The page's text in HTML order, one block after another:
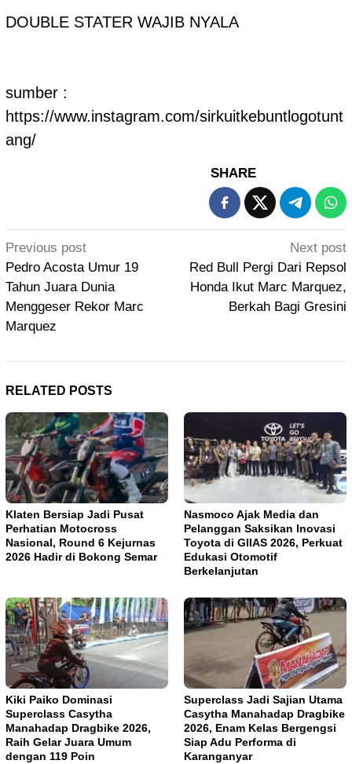
DOUBLE STATER WAJIB NYALA
sumber :
https://www.instagram.com/sirkuitkebuntlogotunt
ang/
SHARE
Post
navigation
Previous post
Pedro Acosta Umur 19
Tahun Juara Dunia
Menggeser Rekor Marc
Marquez
Next post
Red Bull Pergi Dari Repsol
Honda Ikut Marc Marquez,
Berkah Bagi Gresini
RELATED POSTS
Klaten Bersiap Jadi Pusat
Perhatian Motocross
Nasional, Round 6 Kejurnas
2026 Hadir di Bokong Semar
Nasmoco Ajak Media dan
Pelanggan Saksikan Inovasi
Toyota di GIIAS 2026, Perkuat
Edukasi Otomotif
Berkelanjutan
Kiki Paiko Dominasi
Superclass Casytha
Manahadap Dragbike 2026,
Raih Gelar Juara Umum
dengan 119 Poin
Superclass Jadi Sajian Utama
Casytha Manahadap Dragbike
2026, Enam Kelas Bergengsi
Siap Adu Performa di
Karanganyar